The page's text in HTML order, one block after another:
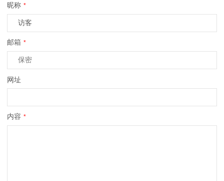
昵称 *
邮箱 *
网址
内容 *